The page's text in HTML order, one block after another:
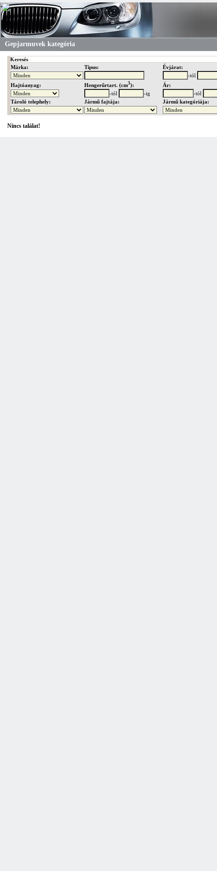
Gepjarmuvek kategória
Keresés
Márka:
Típus:
Évjárat:
-tól
Hajtóanyag:
Hengerűrtart. (cm3):
Ár:
-tól
-ig
-tól
Tároló telephely:
Jármű fajtája: Jármű kategóriája:
Nincs találat!